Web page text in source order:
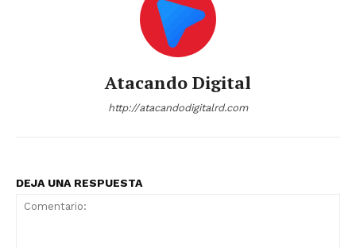
Atacando Digital
http://atacandodigitalrd.com
DEJA UNA RESPUESTA